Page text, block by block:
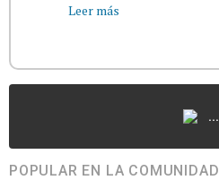
Leer más
...
POPULAR EN LA COMUNIDAD